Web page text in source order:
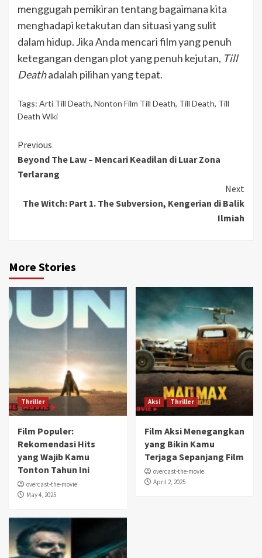
menggugah pemikiran tentang bagaimana kita
menghadapi ketakutan dan situasi yang sulit
dalam hidup. Jika Anda mencari film yang penuh
ketegangan dengan plot yang penuh kejutan, Till
Deathadalah pilihan yang tepat.
Tags: Arti Till Death, Nonton Film Till Death, Till Death, Till
Death Wiki
Continue
Reading
Previous
Beyond The Law – Mencari Keadilan di Luar Zona
Terlarang
Next
The Witch: Part 1. The Subversion, Kengerian di Balik
Ilmiah
More Stories
Thriller
Film Populer:
Rekomendasi Hits
yang Wajib Kamu
Tonton Tahun Ini
overcast-the-movie
May 4, 2025
Aksi Thriller
Film Aksi Menegangkan
yang Bikin Kamu
Terjaga Sepanjang Film
overcast-the-movie
April 2, 2025